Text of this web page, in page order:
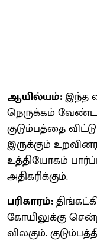
ஆயில்யம்:இந்த
நெருக்கம்
குடும்பத்தை
இருக்கும்
உத்தியோகம்
அதிகரிக்கும்.
பரிகாரம்:
கோயிலுக்கு
விலகும்.